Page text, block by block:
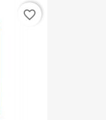
favorite_border